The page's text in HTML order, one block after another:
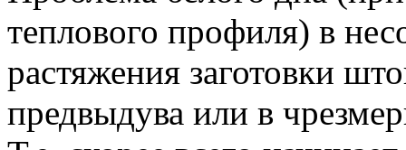
теплового профиля) в
растяжения заготовки
предвыдува или в